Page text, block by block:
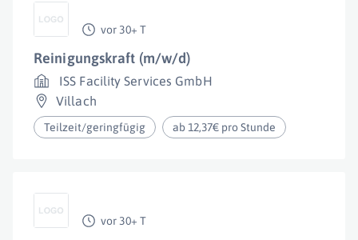
vor 30+ T
Reinigungskraft (m/w/d)
ISS Facility Services GmbH
Villach
Teilzeit/geringfügig ab 12,37€ pro Stunde
vor 30+ T